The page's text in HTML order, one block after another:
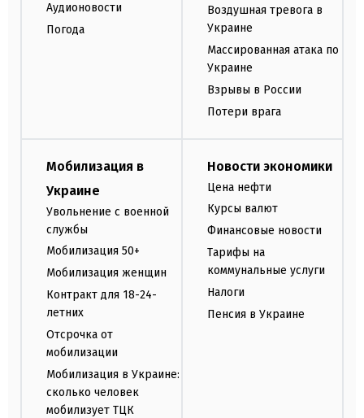
Аудионовости
Погода
Воздушная тревога в
Украине
Массированная атака по
Украине
Взрывы в России
Потери врага
Мобилизация в
Украине
Увольнение с военной
службы
Мобилизация 50+
Мобилизация женщин
Контракт для 18-24-
летних
Отсрочка от
мобилизации
Мобилизация в Украине:
сколько человек
мобилизует ТЦК
Новости экономики
Цена нефти
Курсы валют
Финансовые новости
Тарифы на
коммунальные услуги
Налоги
Пенсия в Украине